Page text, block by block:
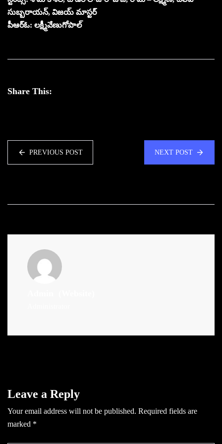
సుబ్బరాయన్, విజయ్ మాస్టర్
పీఆర్ఓ: లక్ష్మీవేణుగోపాల్
Share This:
PREVIOUS POST NEXT POST
Leave a Reply
Your email address will not be published. Required fields are
marked *